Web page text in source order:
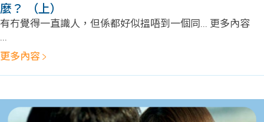
麼？ （上）
有冇覺得一直識人，但係都好似搵唔到一個同... 更多內容
...
更多內容